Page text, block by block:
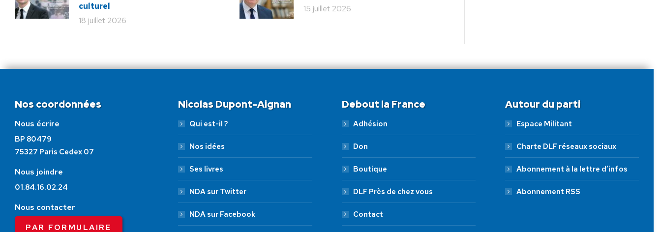
culturel
18 juillet 2026
15 juillet 2026
Nos coordonnées
Nous écrire
BP 80479
75327 Paris Cedex 07
Nous joindre
01.84.16.02.24
Nous contacter
PAR FORMULAIRE
Nicolas Dupont-Aignan
Qui est-il ?
Nos idées
Ses livres
NDA sur Twitter
NDA sur Facebook
Debout la France
Adhésion
Don
Boutique
DLF Près de chez vous
Contact
Autour du parti
Espace Militant
Charte DLF réseaux sociaux
Abonnement à la lettre d’infos
Abonnement RSS